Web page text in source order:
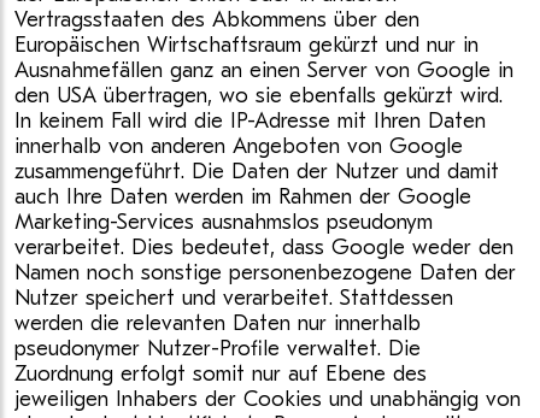
Vertragsstaaten des Abkommens über den
Europäischen Wirtschaftsraum gekürzt und nur in
Ausnahmefällen ganz an einen Server von Google in
den USA übertragen, wo sie ebenfalls gekürzt wird.
In keinem Fall wird die IP-Adresse mit Ihren Daten
innerhalb von anderen Angeboten von Google
zusammengeführt. Die Daten der Nutzer und damit
auch Ihre Daten werden im Rahmen der Google
Marketing-Services ausnahmslos pseudonym
verarbeitet. Dies bedeutet, dass Google weder den
Namen noch sonstige personenbezogene Daten der
Nutzer speichert und verarbeitet. Stattdessen
werden die relevanten Daten nur innerhalb
pseudonymer Nutzer-Profile verwaltet. Die
Zuordnung erfolgt somit nur auf Ebene des
jeweiligen Inhabers der Cookies und unabhängig von